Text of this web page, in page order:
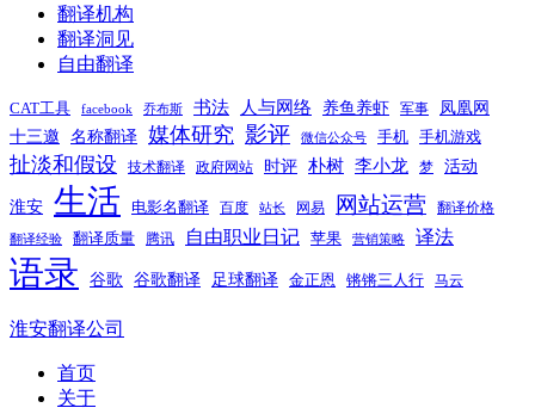
翻译机构
翻译洞见
自由翻译
CAT工具 facebook 乔布斯 书法 人与网络 养鱼养虾 军事
凤凰网
十三邀
名称翻译 媒体研究 影评 微信公众号 手机 手机游戏
扯淡和假设 技术翻译 政府网站 时评 朴树 李小龙 梦 活动
淮安 生活 电影名翻译 百度 站长 网易 网站运营 翻译价格
翻译经验 翻译质量 腾讯 自由职业日记 苹果 营销策略 译法
语录 谷歌 谷歌翻译 足球翻译 金正恩 锵锵三人行 马云
淮安翻译公司
首页
关于